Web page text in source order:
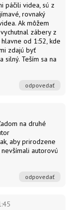
páčili videa, sú z
rovnaký
Ak môžem
zábery z
od 1:52, kde
zdajú byť
silný. Teším sa na
odpovedať
na druhé
aby prirodzene
autorovú
odpovedať